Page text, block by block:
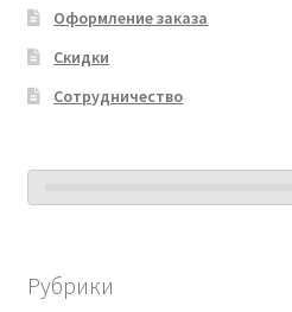
Оформление заказа
Скидки
Сотрудничество
Рубрики